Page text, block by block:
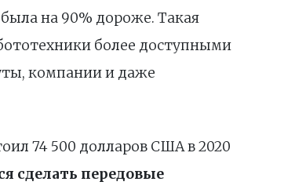
на 90% дороже. Такая
более доступными
компании и даже
74 500 долларов США в 2020
сделать передовые